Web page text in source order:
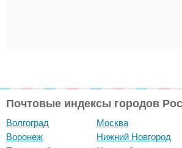
Почтовые индексы городов
Волгоград
Воронеж
Москва
Нижний Новгород